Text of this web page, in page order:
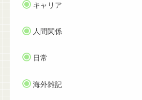
キャリア
人間関係
日常
海外雑記